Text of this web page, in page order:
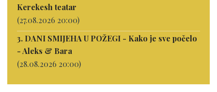
Kerekesh teatar
(27.08.2026 20:00)
3. DANI SMIJEHA U POŽEGI - Kako je sve počelo
- Aleks & Bara
(28.08.2026 20:00)